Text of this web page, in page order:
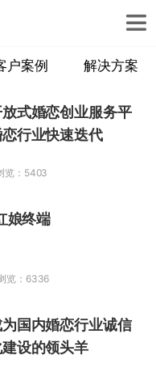
户案例 解决方案
式婚恋创业服务平
行业快速迭代
览：5403
娘终端
览：6336
国内婚恋行业诚信
设的领头羊